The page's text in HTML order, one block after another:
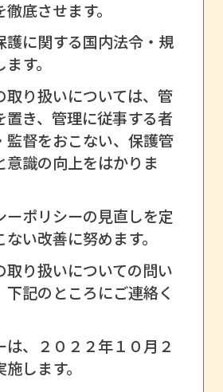
底させます。
護に関する国内法令・規
す。
取り扱いについては、管
置き、管理に従事する者
監督をおこない、保護管
意識の向上をはかりま
ーポリシーの見直しを定
い改善に努めます。
取り扱いについての問い
下記のところにご連絡く
は、２０２２年１０月２
します。